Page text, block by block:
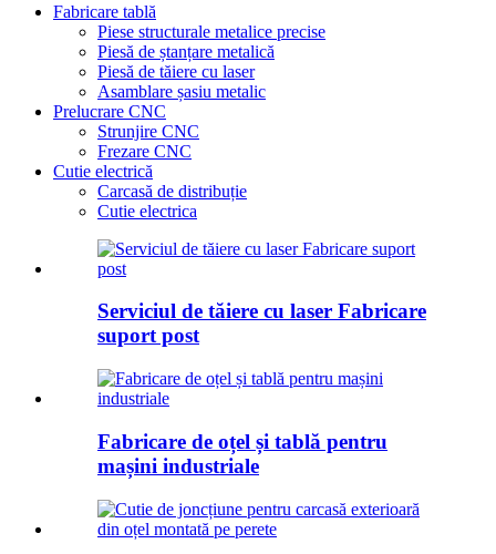
Fabricare tablă
Piese structurale metalice precise
Piesă de ștanțare metalică
Piesă de tăiere cu laser
Asamblare șasiu metalic
Prelucrare CNC
Strunjire CNC
Frezare CNC
Cutie electrică
Carcasă de distribuție
Cutie electrica
Serviciul de tăiere cu laser Fabricare
suport post
Fabricare de oțel și tablă pentru
mașini industriale